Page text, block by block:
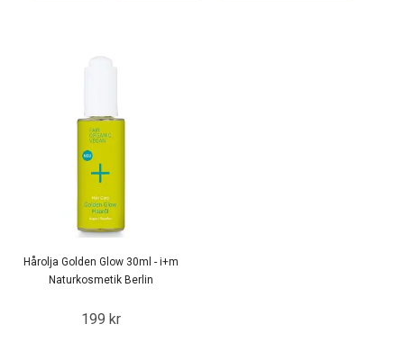
Hårolja Golden Glow 30ml - i+m
Naturkosmetik Berlin
199 kr